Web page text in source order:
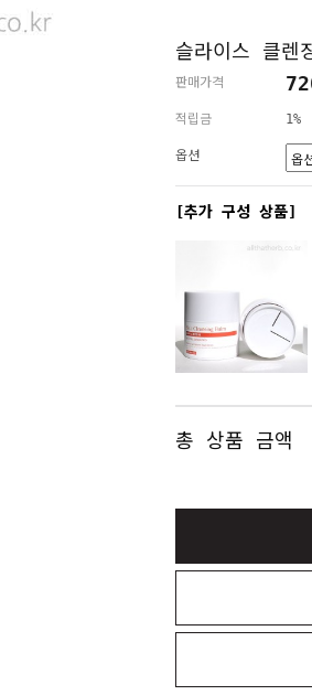
슬라이스 클렌
판매가격
적립금 1%
옵션
[추가 구성 상품]
총 상품 금액